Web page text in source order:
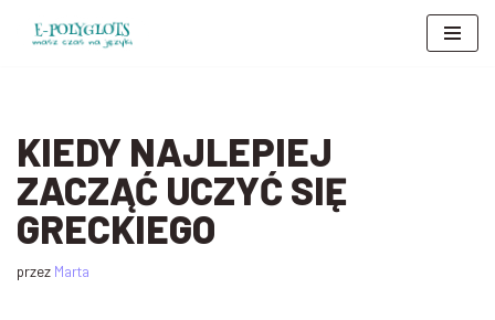
KIEDY NAJLEPIEJ
ZACZĄĆ UCZYĆ SIĘ
GRECKIEGO
przez Marta